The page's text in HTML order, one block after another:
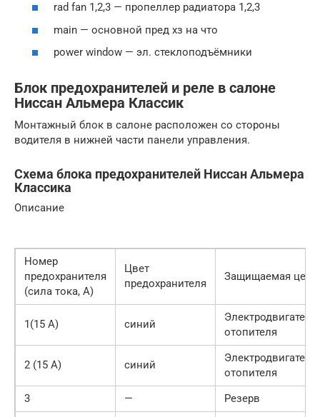
rad fan 1,2,3 — пропеллер радиатора 1,2,3
main — основной пред хз на что
power window — эл. стеклоподъёмники
Блок предохранителей и реле в салоне
Ниссан Альмера Классик
Монтажный блок в салоне расположен со стороны
водителя в нижней части панели управления.
Схема блока предохранителей Ниссан Альмера
Классика
Описание
Номер
предохранителя
(сила тока, А)
Цвет
предохранителя
Защищаемая цель
1(15 А) синий
Электродвигатель
отопителя
2 (15 А) синий
Электродвигатель
отопителя
3
— Резерв